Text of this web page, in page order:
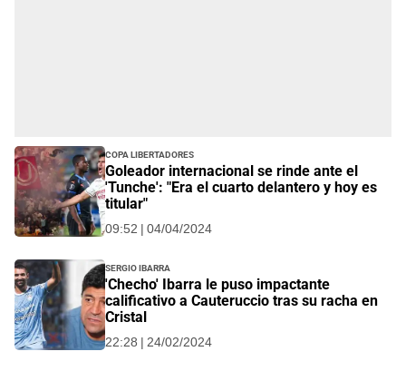
Copa Libertadores
Goleador internacional se rinde ante el
'Tunche': "Era el cuarto delantero y hoy es
titular"
09:52 | 04/04/2024
Sergio Ibarra
'Checho' Ibarra le puso impactante
calificativo a Cauteruccio tras su racha en
Cristal
22:28 | 24/02/2024